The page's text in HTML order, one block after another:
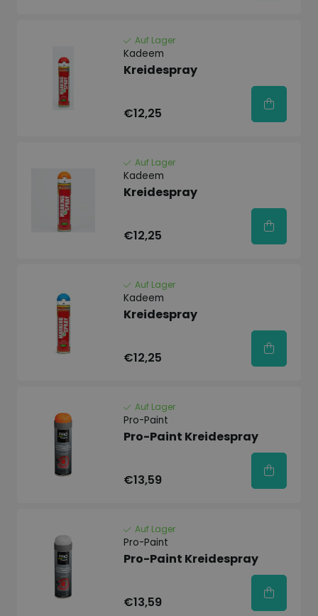
Auf Lager
Kadeem
Kreidespray
€12,25
Auf Lager
Kadeem
Kreidespray
€12,25
Auf Lager
Kadeem
Kreidespray
€12,25
Auf Lager
Pro-Paint
Pro-Paint Kreidespray
€13,59
Auf Lager
Pro-Paint
Pro-Paint Kreidespray
€13,59